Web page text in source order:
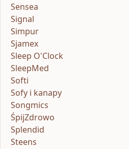
Sensea
Signal
Simpur
Sjamex
Sleep O'Clock
SleepMed
Softi
Sofy i kanapy
Songmics
ŚpijZdrowo
Splendid
Steens